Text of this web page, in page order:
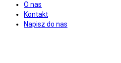
O nas
Kontakt
Napisz do nas